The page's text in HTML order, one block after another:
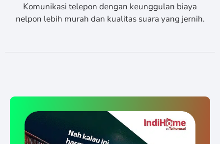
Komunikasi telepon dengan keunggulan biaya
nelpon lebih murah dan kualitas suara yang jernih.